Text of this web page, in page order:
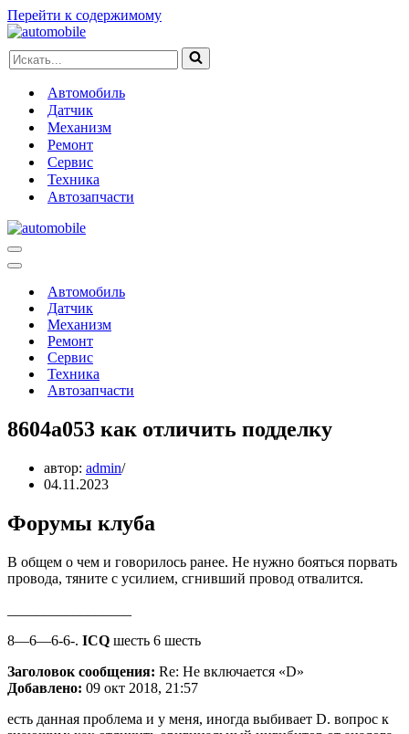
Перейти к содержимому
Искать...
Автомобиль
Датчик
Механизм
Ремонт
Сервис
Техника
Автозапчасти
Меню
навигации
Меню
навигацииАвтомобиль
Датчик
Механизм
Ремонт
Сервис
Техника
Автозапчасти
8604a053 как отличить подделку
автор: admin
04.11.2023
Форумы клуба
В общем о чем и говорилось ранее. Не нужно бояться порвать
провода, тяните с усилием, сгнивший провод отвалится.
8—6—6-6-. ICQ шесть 6 шесть
Заголовок сообщения: Re: Не включается «D»
Добавлено: 09 окт 2018, 21:57
есть данная проблема и у меня, иногда выбивает D. вопрос к